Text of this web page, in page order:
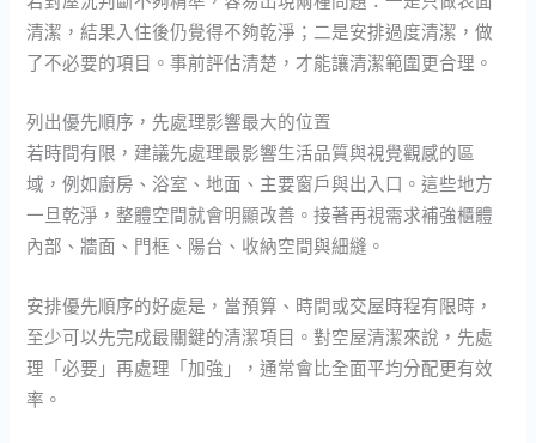
清潔，結果入住後仍覺得不夠乾淨；二是安排過度清潔，做
了不必要的項目。事前評估清楚，才能讓清潔範圍更合理。
列出優先順序，先處理影響最大的位置
若時間有限，建議先處理最影響生活品質與視覺觀感的區
域，例如廚房、浴室、地面、主要窗戶與出入口。這些地方
一旦乾淨，整體空間就會明顯改善。接著再視需求補強櫃體
內部、牆面、門框、陽台、收納空間與細縫。
安排優先順序的好處是，當預算、時間或交屋時程有限時，
至少可以先完成最關鍵的清潔項目。對空屋清潔來說，先處
理「必要」再處理「加強」，通常會比全面平均分配更有效
率。